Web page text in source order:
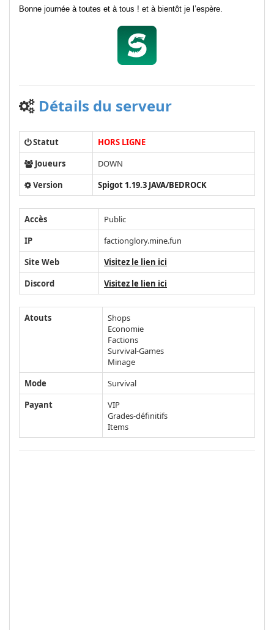
Bonne journée à toutes et à tous ! et à bientôt je l’espère.
Détails du serveur
Statut
HORS LIGNE
Joueurs
DOWN
Version
Spigot 1.19.3 JAVA/BEDROCK
Accès
Public
IP
factionglory.mine.fun
Site Web
Visitez le lien ici
Discord
Visitez le lien ici
Atouts
Shops
Economie
Factions
Survival-Games
Minage
Mode
Survival
Payant
VIP
Grades-définitifs
Items